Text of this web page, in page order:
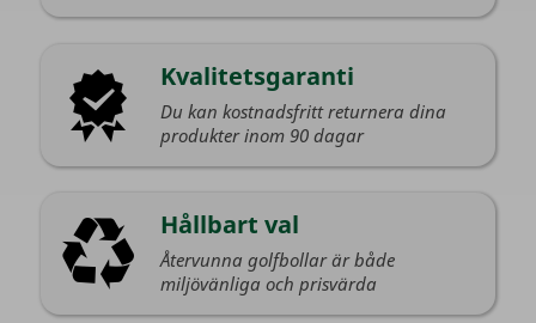
Kvalitetsgaranti
Du kan kostnadsfritt returnera dina
produkter inom 90 dagar
Hållbart val
Återvunna golfbollar är både
miljövänliga och prisvärda